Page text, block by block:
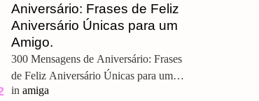
Aniversário: Frases de Feliz
Aniversário Únicas para um
Amigo.
300 Mensagens de Aniversário: Frases
de Feliz Aniversário Únicas para um
Amigo. Feliz Aniversário Meu